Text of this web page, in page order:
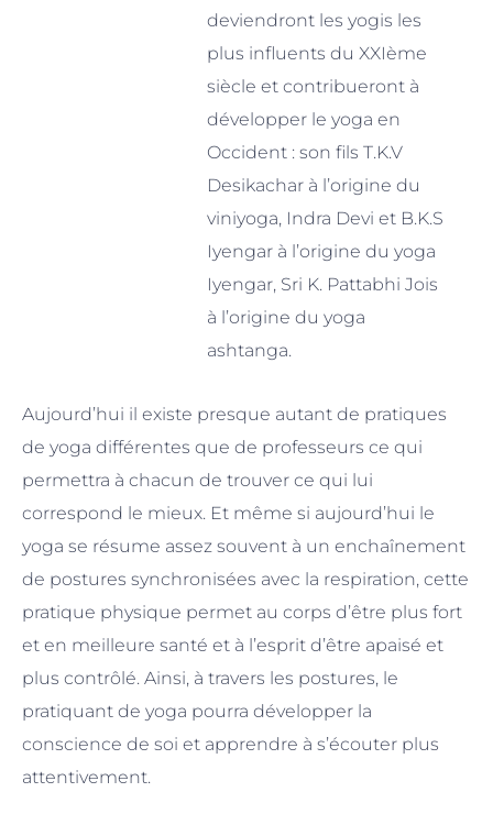
deviendront les yogis les
plus influents du XXIème
siècle et contribueront à
développer le yoga en
Occident : son fils T.K.V
Desikachar à l’origine du
viniyoga, Indra Devi et B.K.S
Iyengar à l’origine du yoga
Iyengar, Sri K. Pattabhi Jois
à l’origine du yoga
ashtanga.
Aujourd’hui il existe presque autant de pratiques
de yoga différentes que de professeurs ce qui
permettra à chacun de trouver ce qui lui
correspond le mieux. Et même si aujourd’hui le
yoga se résume assez souvent à un enchaînement
de postures synchronisées avec la respiration, cette
pratique physique permet au corps d’être plus fort
et en meilleure santé et à l’esprit d’être apaisé et
plus contrôlé. Ainsi, à travers les postures, le
pratiquant de yoga pourra développer la
conscience de soi et apprendre à s’écouter plus
attentivement.